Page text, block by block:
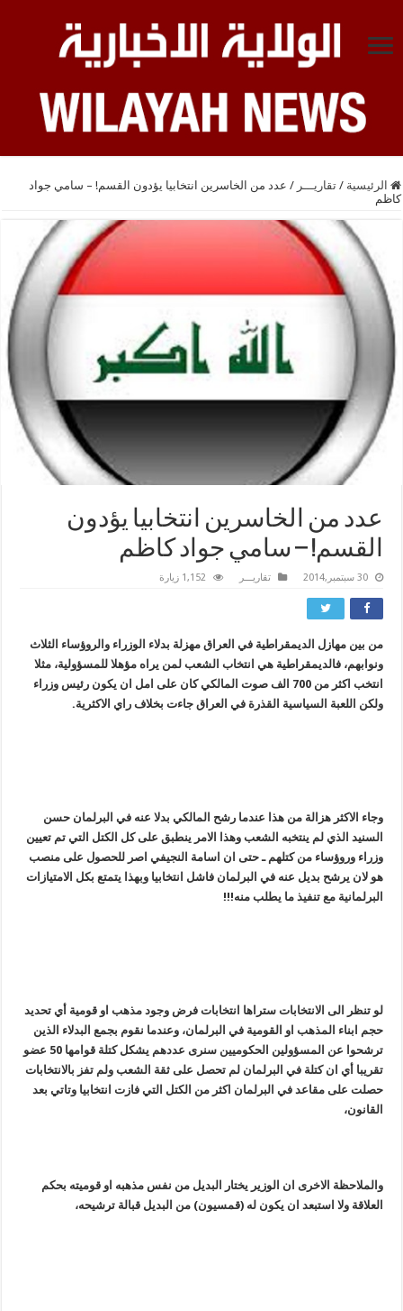
الرئيسية / تقاريـــر / عدد من الخاسرين انتخابيا يؤدون القسم! – سامي جواد
كاظم
عدد من الخاسرين انتخابيا يؤدون
القسم! – سامي جواد كاظم
30 سبتمبر,2014 تقاريـــر 1,152 زيارة
من بين مهازل الديمقراطية في العراق مهزلة بدلاء الوزراء والروؤساء الثلاث
ونوابهم، فالديمقراطية هي انتخاب الشعب لمن يراه مؤهلا للمسؤولية، مثلا
انتخب اكثر من 700 الف صوت المالكي كان على امل ان يكون رئيس وزراء
ولكن اللعبة السياسية القذرة في العراق جاءت بخلاف راي الاكثرية.
وجاء الاكثر هزالة من هذا عندما رشح المالكي بدلا عنه في البرلمان حسن
السنيد الذي لم ينتخبه الشعب وهذا الامر ينطبق على كل الكتل التي تم تعيين
وزراء وروؤساء من كتلهم ـ حتى ان اسامة النجيفي اصر للحصول على منصب
هو لان يرشح بديل عنه في البرلمان فاشل انتخابيا وبهذا يتمتع بكل الامتيازات
البرلمانية مع تنفيذ ما يطلب منه!!!
لو تنظر الى الانتخابات ستراها انتخابات فرض وجود مذهب او قومية أي تحديد
حجم ابناء المذهب او القومية في البرلمان، وعندما نقوم بجمع البدلاء الذين
ترشحوا عن المسؤولين الحكوميين سنرى عددهم يشكل كتلة قوامها 50 عضو
تقريبا أي ان كتلة في البرلمان لم تحصل على ثقة الشعب ولم تفز بالانتخابات
حصلت على مقاعد في البرلمان اكثر من الكتل التي فازت انتخابيا وتاتي بعد
القانون،
والملاحظة الاخرى ان الوزير يختار البديل من نفس مذهبه او قوميته بحكم
العلاقة ولا استبعد ان يكون له (قمسيون) من البديل قبالة ترشيحه،